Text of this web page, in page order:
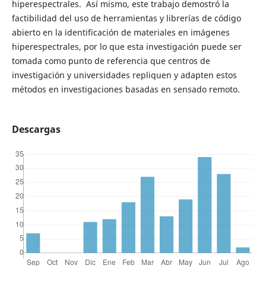
hiperespectrales. Así mismo, este trabajo demostró la
factibilidad del uso de herramientas y librerías de código
abierto en la identificación de materiales en imágenes
hiperespectrales, por lo que esta investigación puede ser
tomada como punto de referencia que centros de
investigación y universidades repliquen y adapten estos
métodos en investigaciones basadas en sensado remoto.
Descargas